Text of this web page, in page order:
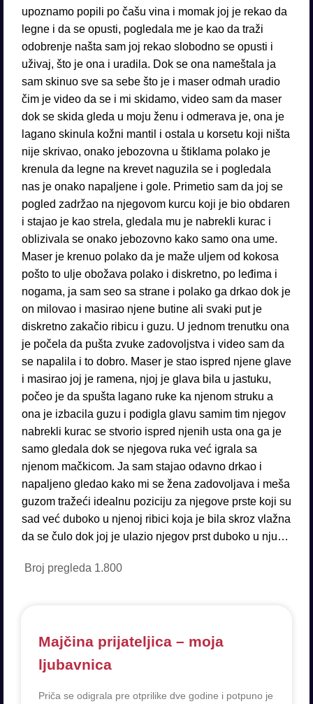
upoznamo popili po čašu vina i momak joj je rekao da
legne i da se opusti, pogledala me je kao da traži
odobrenje našta sam joj rekao slobodno se opusti i
uživaj, što je ona i uradila. Dok se ona nameštala ja
sam skinuo sve sa sebe što je i maser odmah uradio
čim je video da se i mi skidamo, video sam da maser
dok se skida gleda u moju ženu i odmerava je, ona je
lagano skinula kožni mantil i ostala u korsetu koji ništa
nije skrivao, onako jebozovna u štiklama polako je
krenula da legne na krevet naguzila se i pogledala
nas je onako napaljene i gole. Primetio sam da joj se
pogled zadržao na njegovom kurcu koji je bio obdaren
i stajao je kao strela, gledala mu je nabrekli kurac i
oblizivala se onako jebozovno kako samo ona ume.
Maser je krenuo polako da je maže uljem od kokosa
pošto to ulje obožava polako i diskretno, po leđima i
nogama, ja sam seo sa strane i polako ga drkao dok je
on milovao i masirao njene butine ali svaki put je
diskretno zakačio ribicu i guzu. U jednom trenutku ona
je počela da pušta zvuke zadovoljstva i video sam da
se napalila i to dobro. Maser je stao ispred njene glave
i masirao joj je ramena, njoj je glava bila u jastuku,
počeo je da spušta lagano ruke ka njenom struku a
ona je izbacila guzu i podigla glavu samim tim njegov
nabrekli kurac se stvorio ispred njenih usta ona ga je
samo gledala dok se njegova ruka već igrala sa
njenom mačkicom. Ja sam stajao odavno drkao i
napaljeno gledao kako mi se žena zadovoljava i meša
guzom tražeći idealnu poziciju za njegove prste koji su
sad već duboko u njenoj ribici koja je bila skroz vlažna
da se čulo dok joj je ulazio njegov prst duboko u nju…
Broj pregleda 1.800
Majčina prijateljica – moja
ljubavnica
Priča se odigrala pre otprilike dve godine i potpuno je